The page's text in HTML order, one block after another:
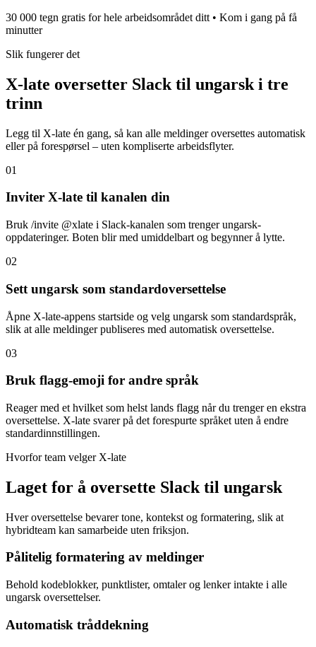
30 000 tegn gratis for hele arbeidsområdet ditt • Kom i gang på få
minutter
Slik fungerer det
X-late oversetter Slack til ungarsk i tre
trinn
Legg til X-late én gang, så kan alle meldinger oversettes automatisk
eller på forespørsel – uten kompliserte arbeidsflyter.
01
Inviter X-late til kanalen din
Bruk /invite @xlate i Slack-kanalen som trenger ungarsk-
oppdateringer. Boten blir med umiddelbart og begynner å lytte.
02
Sett ungarsk som standardoversettelse
Åpne X-late-appens startside og velg ungarsk som standardspråk,
slik at alle meldinger publiseres med automatisk oversettelse.
03
Bruk flagg-emoji for andre språk
Reager med et hvilket som helst lands flagg når du trenger en ekstra
oversettelse. X-late svarer på det forespurte språket uten å endre
standardinnstillingen.
Hvorfor team velger X-late
Laget for å oversette Slack til ungarsk
Hver oversettelse bevarer tone, kontekst og formatering, slik at
hybridteam kan samarbeide uten friksjon.
Pålitelig formatering av meldinger
Behold kodeblokker, punktlister, omtaler og lenker intakte i alle
ungarsk oversettelser.
Automatisk tråddekning